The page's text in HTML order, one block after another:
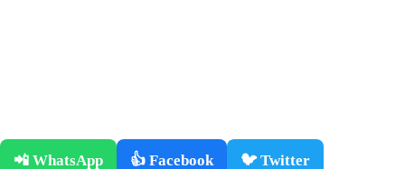
📲 WhatsApp 👍 Facebook 🐦 Twitter